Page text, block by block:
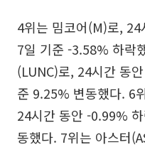
4위는 밈코어(M)로,
7일 기준 -3.58% 하락
(LUNC)로, 24시간 동
준 9.25% 변동했다. 6
24시간 동안 -0.99%
동했다. 7위는 아스터